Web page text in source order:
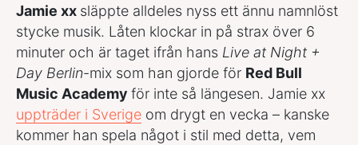
Jamie xx släppte alldeles nyss ett ännu namnlöst
stycke musik. Låten klockar in på strax över 6
minuter och är taget ifrån hans Live at Night +
Day Berlin-mix som han gjorde för Red Bull
Music Academy för inte så längesen. Jamie xx
uppträder i Sverige om drygt en vecka – kanske
kommer han spela något i stil med detta, vem